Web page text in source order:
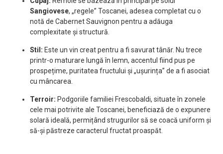
Sangiovese, „regele” Toscanei, adesea completat cu o
notă de Cabernet Sauvignon pentru a adăuga
complexitate și structură.
Stil: Este un vin creat pentru a fi savurat tânăr. Nu trece
printr-o maturare lungă în lemn, accentul fiind pus pe
prospețime, puritatea fructului și „ușurința” de a fi asociat
cu mâncarea.
Terroir: Podgoriile familiei Frescobaldi, situate în zonele
cele mai potrivite ale Toscanei, beneficiază de o expunere
solară ideală, permițând strugurilor să se coacă uniform și
să-și păstreze caracterul fructat proaspăt.